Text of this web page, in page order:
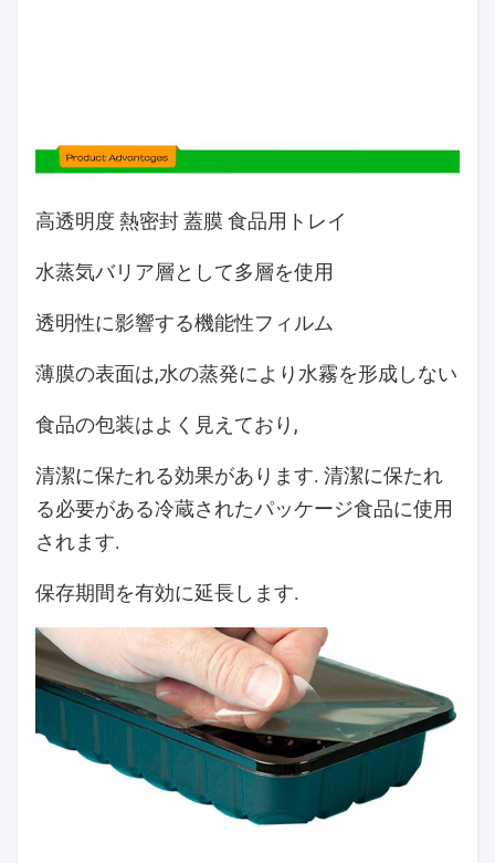
高透明度 熱密封 蓋膜 食品用トレイ
水蒸気バリア層として多層を使用
透明性に影響する機能性フィルム
薄膜の表面は,水の蒸発により水霧を形成しない
食品の包装はよく見えており,
清潔に保たれる効果があります. 清潔に保たれ
る必要がある冷蔵されたパッケージ食品に使用
されます.
保存期間を有効に延長します.